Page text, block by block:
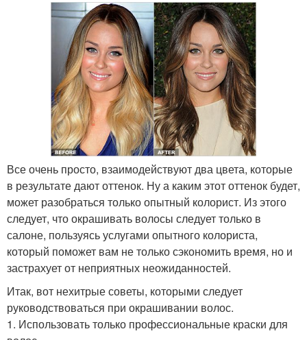
Все очень просто, взаимодействуют два цвета, которые
в результате дают оттенок. Ну а каким этот оттенок будет,
может разобраться только опытный колорист. Из этого
следует, что окрашивать волосы следует только в
салоне, пользуясь услугами опытного колориста,
который поможет вам не только сэкономить время, но и
застрахует от неприятных неожиданностей.
Итак, вот нехитрые советы, которыми следует
руководствоваться при окрашивании волос.
1. Использовать только профессиональные краски для